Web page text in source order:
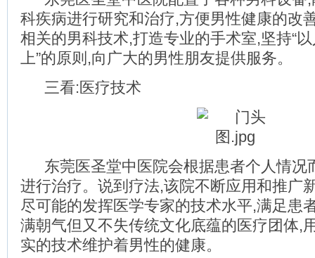
科疾病进行研究和治疗,方便男性健康的改
相关的男科技术,打造专业的手术室,坚持“
上”的原则,向广大的男性朋友提供服务。
三看:医疗技术
东莞医圣堂中医院会根据患者个人情况
进行治疗。说到疗法,该院不断应用和推广
尽可能的发挥医学专家的技术水平,满足患
满朝气但又不失传统文化底蕴的医疗团体,
实的技术维护着男性的健康。